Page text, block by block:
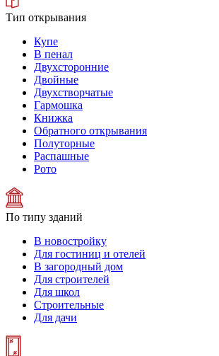
Тип открывания
Купе
В пенал
Двухсторонние
Двойные
Двухстворчатые
Гармошка
Книжка
Обратного открывания
Полуторные
Распашные
Рото
По типу зданий
В новостройку
Для гостиниц и отелей
В загородный дом
Для строителей
Для школ
Строительные
Для дачи